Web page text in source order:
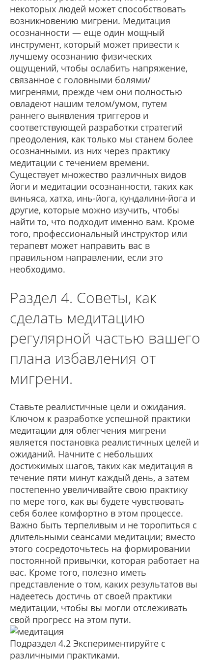
некоторых людей может способствовать
возникновению мигрени. Медитация
осознанности — еще один мощный
инструмент, который может привести к
лучшему осознанию физических
ощущений, чтобы ослабить напряжение,
связанное с головными болями/
мигренями, прежде чем они полностью
овладеют нашим телом/умом, путем
раннего выявления триггеров и
соответствующей разработки стратегий
преодоления, как только мы станем более
осознанными. из них через практику
медитации с течением времени.
Существует множество различных видов
йоги и медитации осознанности, таких как
виньяса, хатха, инь-йога, кундалини-йога и
другие, которые можно изучить, чтобы
найти то, что подходит именно вам. Кроме
того, профессиональный инструктор или
терапевт может направить вас в
правильном направлении, если это
необходимо.
Раздел 4. Советы, как
сделать медитацию
регулярной частью вашего
плана избавления от
мигрени.
Ставьте реалистичные цели и ожидания.
Ключом к разработке успешной практики
медитации для облегчения мигрени
является постановка реалистичных целей и
ожиданий. Начните с небольших
достижимых шагов, таких как медитация в
течение пяти минут каждый день, а затем
постепенно увеличивайте свою практику
по мере того, как вы будете чувствовать
себя более комфортно в этом процессе.
Важно быть терпеливым и не торопиться с
длительными сеансами медитации; вместо
этого сосредоточьтесь на формировании
постоянной привычки, которая работает на
вас. Кроме того, полезно иметь
представление о том, каких результатов вы
надеетесь достичь от своей практики
медитации, чтобы вы могли отслеживать
свой прогресс на этом пути.
Подраздел 4.2 Экспериментируйте с
различными практиками.